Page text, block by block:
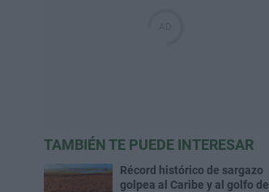
TAMBIÉN TE PUEDE INTERESAR
Récord histórico de sargazo
golpea al Caribe y al golfo de